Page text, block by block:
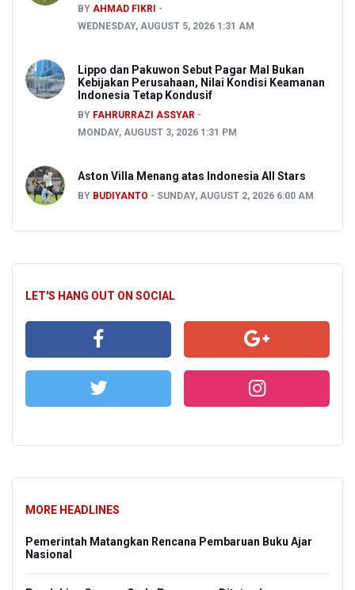
BY AHMAD FIKRI
WEDNESDAY, AUGUST 5, 2026 1:31 AM
Lippo dan Pakuwon Sebut Pagar Mal Bukan
Kebijakan Perusahaan, Nilai Kondisi Keamanan
Indonesia Tetap Kondusif
BY FAHRURRAZI ASSYAR
MONDAY, AUGUST 3, 2026 1:31 PM
Aston Villa Menang atas Indonesia All Stars
BY BUDIYANTO SUNDAY, AUGUST 2, 2026 6:00 AM
LET'S HANG OUT ON SOCIAL
MORE HEADLINES
Pemerintah Matangkan Rencana Pembaruan Buku Ajar
Nasional